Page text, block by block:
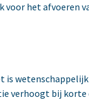
het afvoeren
verhoogt bij